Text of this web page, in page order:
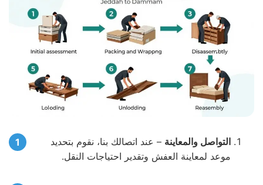
التواصل والمعاينة – عند اتصالك بنا، نقوم بتحديد
موعد لمعاينة العفش وتقدير احتياجات النقل.